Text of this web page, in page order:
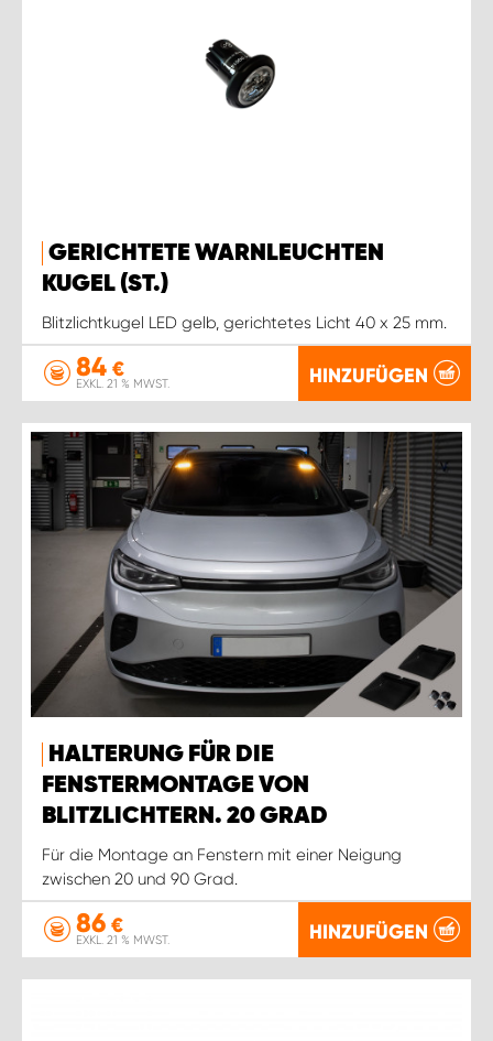
GERICHTETE WARNLEUCHTEN
KUGEL (ST.)
Blitzlichtkugel LED gelb, gerichtetes Licht 40 x 25 mm.
84 €
EXKL. 21 % MWST. HINZUFÜGEN
HALTERUNG FÜR DIE
FENSTERMONTAGE VON
BLITZLICHTERN. 20 GRAD
Für die Montage an Fenstern mit einer Neigung
zwischen 20 und 90 Grad.
86 €
EXKL. 21 % MWST. HINZUFÜGEN